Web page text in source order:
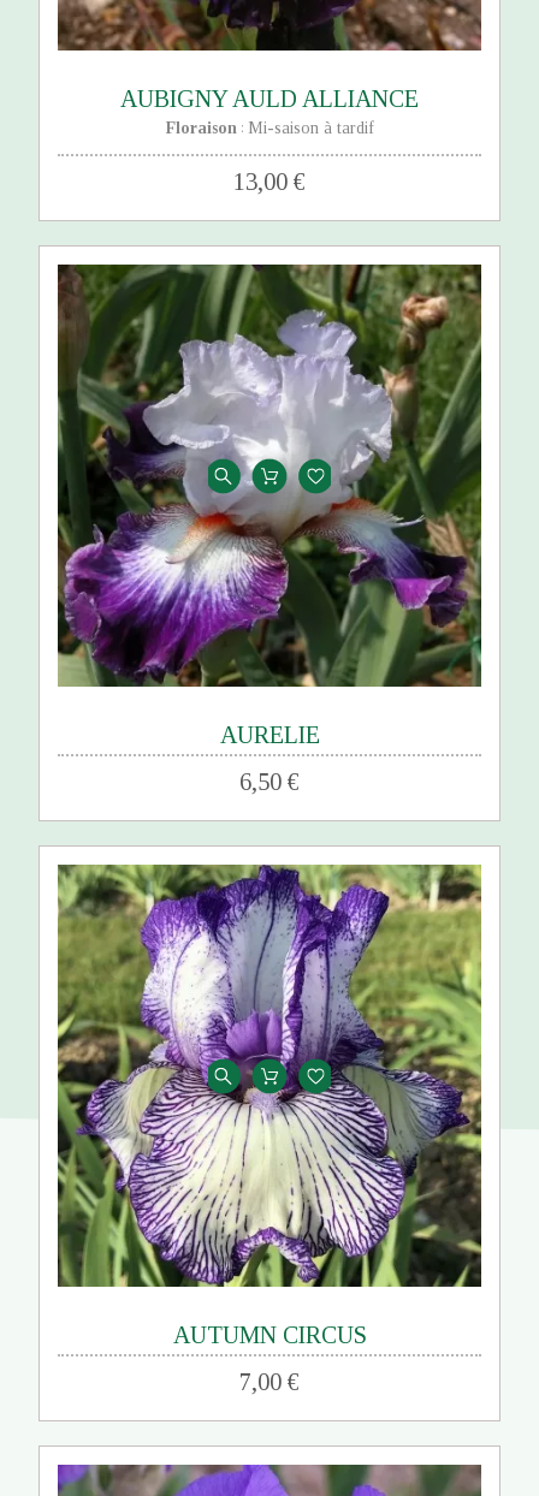
AUBIGNY AULD ALLIANCE
13,00 €
Floraison : Mi-saison à tardif
AURELIE
6,50 €
AUTUMN CIRCUS
7,00 €